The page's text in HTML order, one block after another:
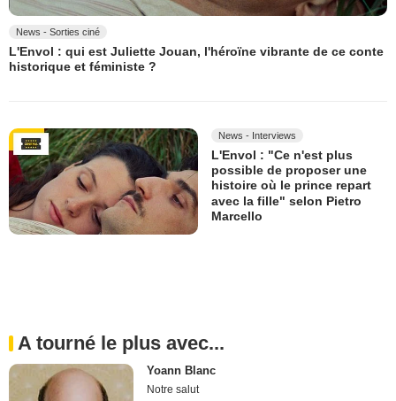
News - Sorties ciné
L'Envol : qui est Juliette Jouan, l'héroïne vibrante de ce conte
historique et féministe ?
News - Interviews
L'Envol : "Ce n'est plus
possible de proposer une
histoire où le prince repart
avec la fille" selon Pietro
Marcello
A tourné le plus avec...
Yoann Blanc
Notre salut